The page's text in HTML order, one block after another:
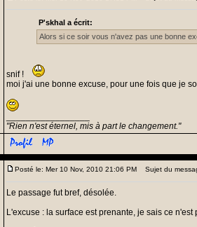
P'skhal a écrit:
Alors si ce soir vous n'avez pas une bonne
snif !
moi j'ai une bonne excuse, pour une fois que je
"Rien n'est éternel, mis à part le changement."
Posté le: Mer 10 Nov, 2010 21:06 PM Sujet du
Le passage fut bref, désolée.
L'excuse : la surface est prenante, je sais ce